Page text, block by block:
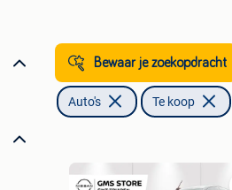
Bewaar je zoekopdracht
Auto's Te koop